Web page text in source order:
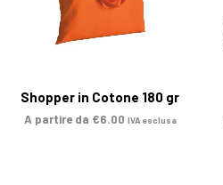
Shopper in Cotone 180 gr
A partire da €6.00 IVA esclusa